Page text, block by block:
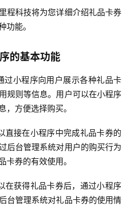
程科技将为您详细介绍礼品卡券
功能。
的基本功能
过小程序向用户展示各种礼品卡
规则等信息。用户可以在小程序
，方便选择购买。
直接在小程序中完成礼品卡券的
后台管理系统对用户的购买行为
卡券的有效使用。
在获得礼品卡券后，通过小程序
台管理系统对礼品卡券的使用情